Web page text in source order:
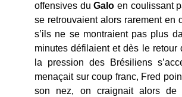
offensives duGalo en coulissant
se retrouvaient alors rarement en
s’ils ne se montraient pas plus
minutes défilaient et dès le retour
la pression des Brésiliens
menaçait sur coup franc, Fred
son nez, on craignait alors